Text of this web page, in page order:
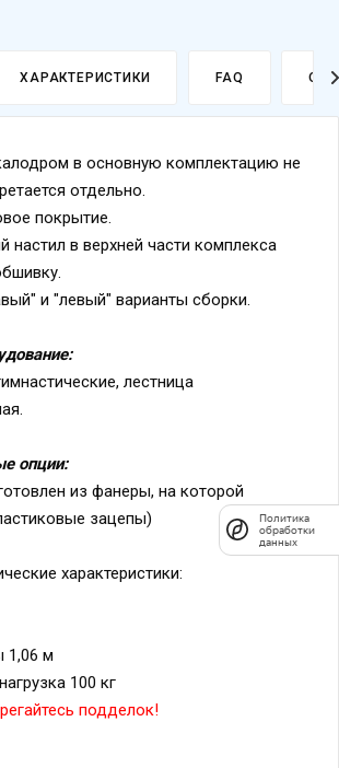
ХАРАКТЕРИСТИКИ FAQ
в основную комплектацию не
отдельно.
покрытие.
настил в верхней части комплекса
и "левый" варианты сборки.
лестница
опции:
из фанеры, на которой
зацепы)
характеристики:
1,06 м
100 кг
подделок!
Политика
обработки
данных